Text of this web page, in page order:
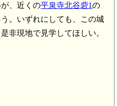
、近くの平泉寺北谷砦1の
。いずれにしても、この城
非現地で見学してほしい。